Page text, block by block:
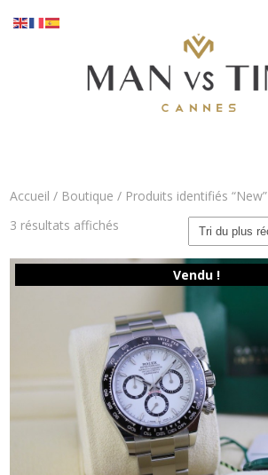
Accueil / Boutique / Produits identifiés “New”
3 résultats affichés
plus
au
ancien
Vendu !